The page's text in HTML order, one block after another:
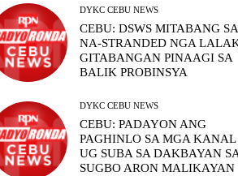
DYKC CEBU NEWS
CEBU: DSWS MITABANG SA
NA-STRANDED NGA
GITABANGAN PINAAGI SA
BALIK PROBINSYA
DYKC CEBU NEWS
CEBU: PADAYON ANG
PAGHINLO SA MGA KANAL
UG SUBA SA DAKBAYAN
SUGBO ARON MALIKAYAN